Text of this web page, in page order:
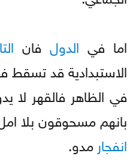
اما في الدول فان
الاستبدادية قد
في الظاهر فالقهر لا
بانهم مسحوقون بلا
انفجار مدو.